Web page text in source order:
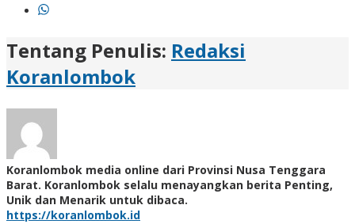
Tentang Penulis: Redaksi
Koranlombok
Koranlombok media online dari Provinsi Nusa Tenggara
Barat. Koranlombok selalu menayangkan berita Penting,
Unik dan Menarik untuk dibaca.
https://koranlombok.id